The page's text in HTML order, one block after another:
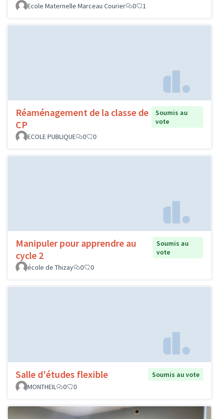
Ecole Maternelle Marceau Courier
0 1
Réaménagement de la classe de
CP
Soumis au
vote
ECOLE PUBLIQUE
0 0
Manipuler pour apprendre au
cycle 2
Soumis au
vote
école de Thizay
0 0
Salle d'études flexible
Soumis au vote
MONTHEIL
0 0